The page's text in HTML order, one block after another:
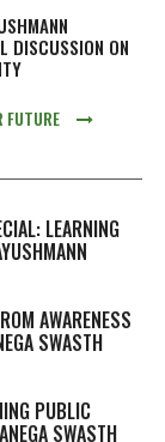
DISCUSSION ON
FUTURE
LEARNING
AWARENESS
SWASTH
PUBLIC
SWASTH